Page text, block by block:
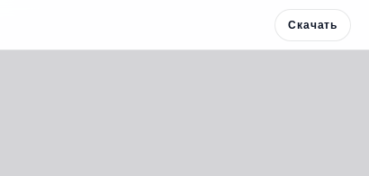
Скачать
Скачать